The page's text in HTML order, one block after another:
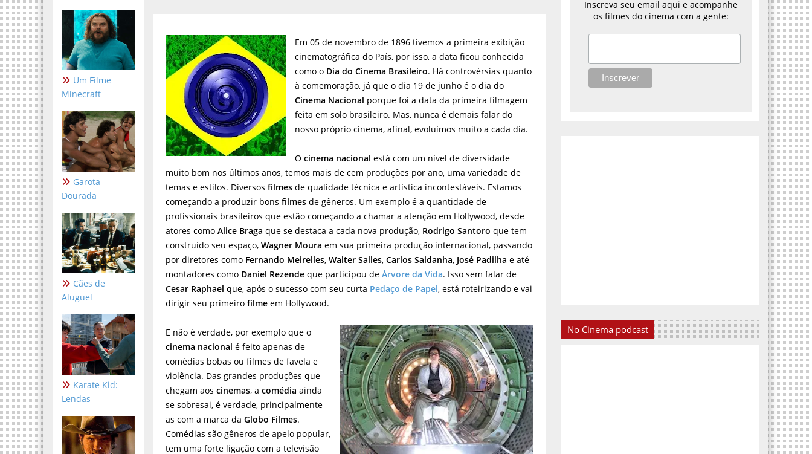
Um Filme
Minecraft
Garota
Dourada
Cães de
Aluguel
Karate Kid:
Lendas
Em 05 de novembro de 1896 tivemos a primeira exibição
cinematográfica do País, por isso, a data ficou conhecida
como o Dia do Cinema Brasileiro. Há controvérsias quanto
à comemoração, já que o dia 19 de junho é o dia do
Cinema Nacional porque foi a data da primeira filmagem
feita em solo brasileiro. Mas, nunca é demais falar do
nosso próprio cinema, afinal, evoluímos muito a cada dia.
Ocinema nacional está com um nível de diversidade
muito bom nos últimos anos, temos mais de cem produções por ano, uma variedade de
temas e estilos. Diversosfilmes de qualidade técnica e artística incontestáveis. Estamos
começando a produzir bonsfilmes de gêneros. Um exemplo é a quantidade de
profissionais brasileiros que estão começando a chamar a atenção em Hollywood, desde
atores comoAlice Braga que se destaca a cada nova produção, Rodrigo Santoro que tem
construído seu espaço,Wagner Moura em sua primeira produção internacional, passando
por diretores como Fernando Meirelles,Walter Salles,Carlos Saldanha, José Padilha e até
montadores como Daniel Rezende que participou deÁrvore da Vida. Isso sem falar de
Cesar Raphael que, após o sucesso com seu curta Pedaço de Papel, está roteirizando e vai
dirigir seu primeirofilme em Hollywood.
E não é verdade, por exemplo que o
cinema nacional é feito apenas de
comédias bobas ou filmes de favela e
violência. Das grandes produções que
chegam aoscinemas, acomédia ainda
se sobresai, é verdade, principalmente
as com a marca daGlobo Filmes.
Comédias são gêneros de apelo popular,
tem uma forte ligação com a televisão
Inscreva seu email aqui e acompanhe
os filmes do cinema com a gente:
No Cinema podcast